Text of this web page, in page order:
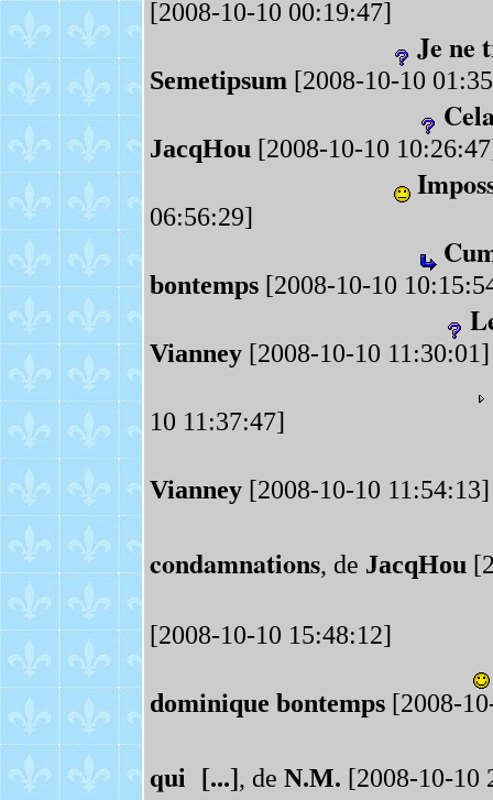
[2008-10-10 00:19:47]
Je ne
Semetipsum [2008-10-10
JacqHou [2008-10-10
06:56:29]
bontemps[2008-10-10
Vianney[2008-10-10 11:30:01]
10 11:37:47]
Vianney[2008-10-10 11:54:13]
condamnations, de JacqHou
[2008-10-10 15:48:12]
dominique bontemps[2008-
qui [...], de N.M. [2008-10-10